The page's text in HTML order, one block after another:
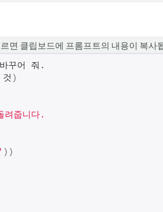
면 클립보드에 프롬프트의 내용이 복사
꾸어 줘.
)
줍니다.
))